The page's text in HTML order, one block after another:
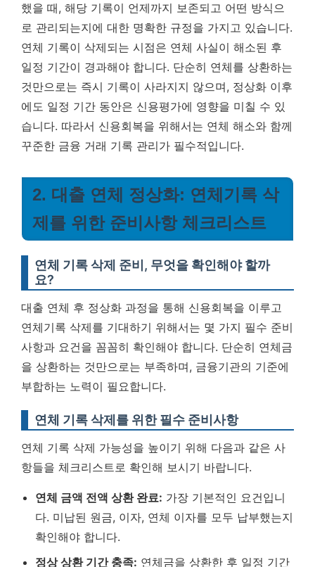
했을 때, 해당 기록이 언제까지 보존되고 어떤 방식으
로 관리되는지에 대한 명확한 규정을 가지고 있습니다.
연체 기록이 삭제되는 시점은 연체 사실이 해소된 후
일정 기간이 경과해야 합니다. 단순히 연체를 상환하는
것만으로는 즉시 기록이 사라지지 않으며, 정상화 이후
에도 일정 기간 동안은 신용평가에 영향을 미칠 수 있
습니다. 따라서 신용회복을 위해서는 연체 해소와 함께
꾸준한 금융 거래 기록 관리가 필수적입니다.
2. 대출 연체 정상화: 연체기록 삭
제를 위한 준비사항 체크리스트
연체 기록 삭제 준비, 무엇을 확인해야 할까
요?
대출 연체 후 정상화 과정을 통해 신용회복을 이루고
연체기록 삭제를 기대하기 위해서는 몇 가지 필수 준비
사항과 요건을 꼼꼼히 확인해야 합니다. 단순히 연체금
을 상환하는 것만으로는 부족하며, 금융기관의 기준에
부합하는 노력이 필요합니다.
연체 기록 삭제를 위한 필수 준비사항
연체 기록 삭제 가능성을 높이기 위해 다음과 같은 사
항들을 체크리스트로 확인해 보시기 바랍니다.
연체 금액 전액 상환 완료: 가장 기본적인 요건입니
다. 미납된 원금, 이자, 연체 이자를 모두 납부했는지
확인해야 합니다.
정상 상환 기간 충족: 연체금을 상환한 후 일정 기간